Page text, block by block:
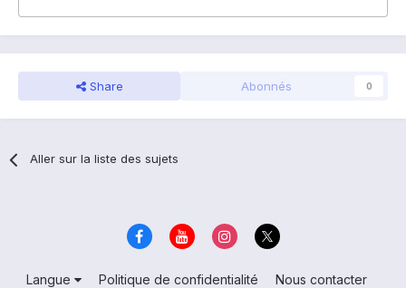
Share Abonnés 0
Aller sur la liste des sujets
Langue Politique de confidentialité Nous contacter